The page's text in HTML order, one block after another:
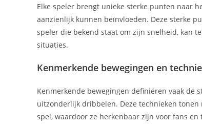
Elke speler brengt unieke sterke punten naar
aanzienlijk kunnen beïnvloeden. Deze sterke
speler die bekend staat om zijn snelheid, kan
situaties.
Kenmerkende bewegingen en
Kenmerkende bewegingen definiëren vaak de
uitzonderlijk dribbelen. Deze technieken
spel, waardoor ze herkenbaar zijn voor fans en